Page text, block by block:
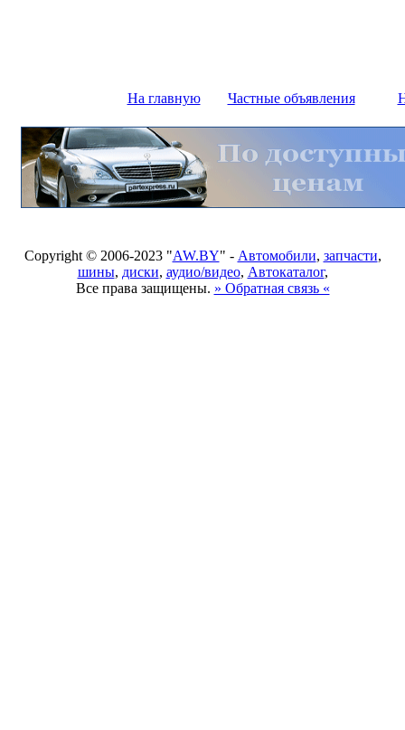
На главную Частные объявления
Copyright © 2006-2023 "AW.BY" - Автомобили, запчасти,
шины, диски, аудио/видео, Автокаталог,
Все права защищены. » Обратная связь «